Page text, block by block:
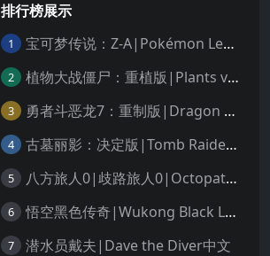
排行榜展示
1 宝可梦传说：Z-A|Pokémon Legends: Z-A中文
2 植物大战僵尸：重植版|Plants vs. Zombies: Replanted中文
3 勇者斗恶龙7：重制版|Dragon Quest VII Reimagined中文
4 古墓丽影：决定版|Tomb Raider: Definitive Edition中文
5 八方旅人0|歧路旅人0|Octopath Traveler 0中文
6 悟空黑色传奇|Wukong Black Legend
7 潜水员戴夫|Dave the Diver中文